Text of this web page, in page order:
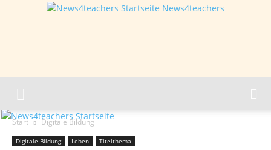
News4teachers
Start Digitale Bildung
Digitale Bildung Leben Titelthema